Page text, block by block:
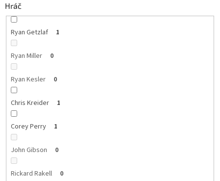
Hráč
Ryan Getzlaf 1
Ryan Miller 0
Ryan Kesler 0
Chris Kreider 1
Corey Perry 1
John Gibson 0
Rickard Rakell 0